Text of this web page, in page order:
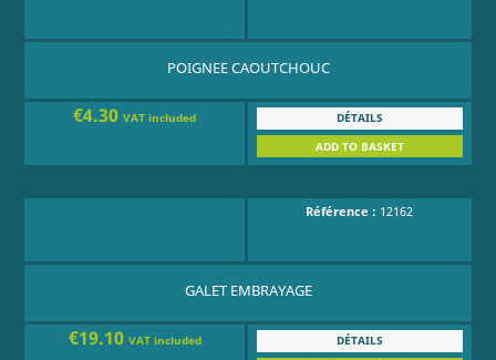
POIGNEE CAOUTCHOUC
€4.30VAT included
DÉTAILS
ADD TO BASKET
Référence : 12162
GALET EMBRAYAGE
€19.10 VAT included
DÉTAILS